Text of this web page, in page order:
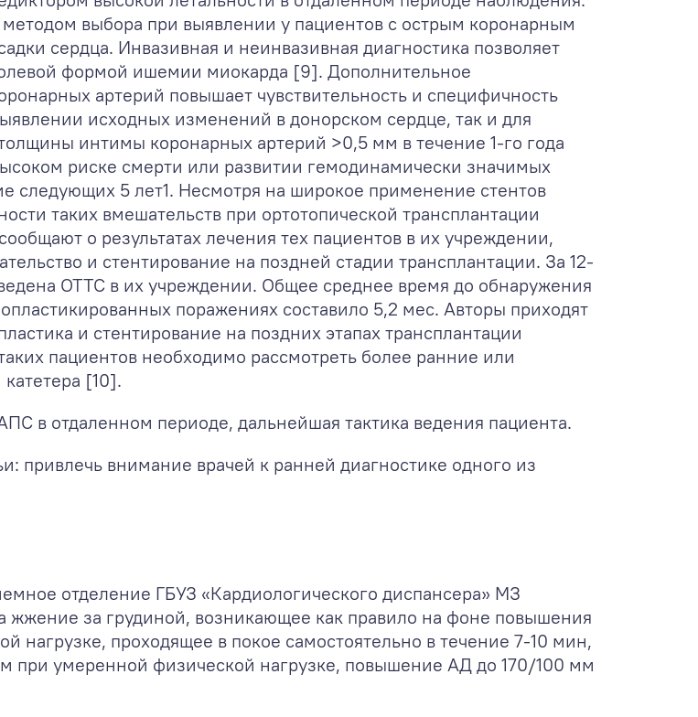
методом выбора при выявлении у пациентов с острым коронарным
сердца. Инвазивная и неинвазивная диагностика позволяет
формой ишемии миокарда [9]. Дополнительное
артерий повышает чувствительность и специфичность
исходных изменений в донорском сердце, так и для
интимы коронарных артерий >0,5 мм в течение 1-го года
риске смерти или развитии гемодинамически значимых
следующих 5 лет1. Несмотря на широкое применение стентов
таких вмешательств при ортотопической трансплантации
о результатах лечения тех пациентов в их учреждении,
и стентирование на поздней стадии трансплантации. За 12-
ОТТС в их учреждении. Общее среднее время до обнаружения
поражениях составило 5,2 мес. Авторы приходят
и стентирование на поздних этапах трансплантации
пациентов необходимо рассмотреть более ранние или
[10].
в отдаленном периоде, дальнейшая тактика ведения пациента.
привлечь внимание врачей к ранней диагностике одного из
отделение ГБУЗ «Кардиологического диспансера» МЗ
жжение за грудиной, возникающее как правило на фоне повышения
нагрузке, проходящее в покое самостоятельно в течение 7-10 мин,
при умеренной физической нагрузке, повышение АД до 170/100 мм